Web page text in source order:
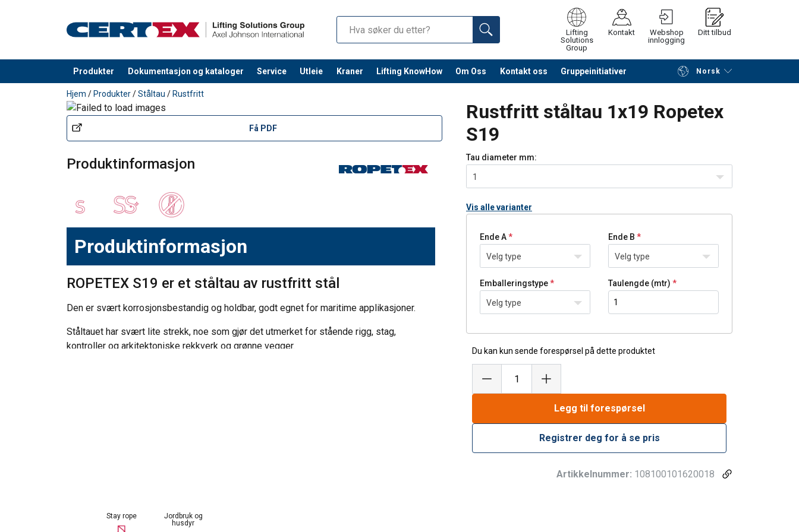
Lifting
Solutions
Group
Kontakt
Webshop
innlogging
Ditt tilbud
Produkter Dokumentasjon og kataloger Service Utleie Kraner Lifting KnowHow Om Oss Kontakt oss Gruppeinitiativer Norsk
Produkt lagt i din handlekurv Fortsett å søke etter produkter Be om tilbud
Hjem / Produkter/Ståltau / Rustfritt
Rustfritt ståltau 1x19 Ropetex
S19
Få PDF
Produktinformasjon
Produktinformasjon
ROPETEX S19 er et ståltau av rustfritt stål
Den er svært korrosjonsbestandig og holdbar, godt egnet for maritime applikasjoner.
Ståltauet har svært lite strekk, noe som gjør det utmerket for stående rigg, stag,
kontroller og arkitektoniske rekkverk og grønne vegger.
Tau diameter mm:
1
Vis alle varianter
Ende A
Velg type
Ende B
Velg type
Emballeringstype
Velg type
Taulengde (mtr)
Du kan kun sende forespørsel på dette produktet
Legg til forespørsel
Registrer deg for å se pris
Artikkelnummer: 108100101620018
Stay rope
Jordbruk og
husdyr